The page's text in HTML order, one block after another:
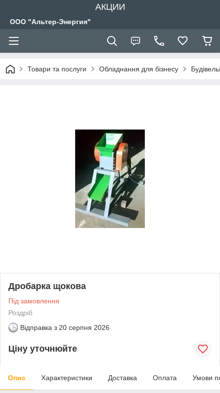
АКЦИИ
ООО "Альтер-Энергия"
Товари та послуги Обладнання для бізнесу
Дробарка щокова
Під замовлення
Роздріб
Відправка з 20 серпня 2026
Ціну уточнюйте
Опис Характеристики Доставка Оплата Умови